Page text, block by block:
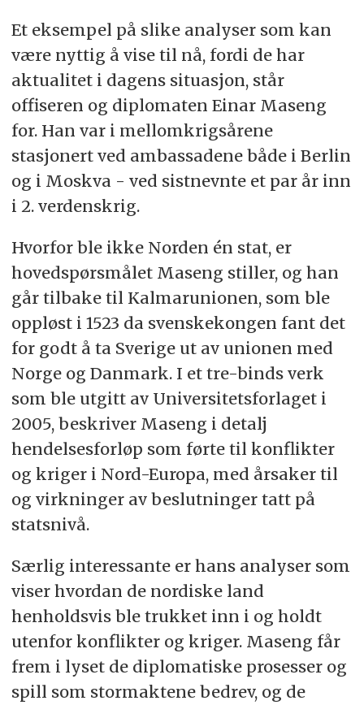
Et eksempel på slike analyser som kan
være nyttig å vise til nå, fordi de har
aktualitet i dagens situasjon, står
offiseren og diplomaten Einar Maseng
for. Han var i mellomkrigsårene
stasjonert ved ambassadene både i Berlin
og i Moskva - ved sistnevnte et par år inn
i 2. verdenskrig.
Hvorfor ble ikke Norden én stat, er
hovedspørsmålet Maseng stiller, og han
går tilbake til Kalmarunionen, som ble
oppløst i 1523 da svenskekongen fant det
for godt å ta Sverige ut av unionen med
Norge og Danmark. I et tre-binds verk
som ble utgitt av Universitetsforlaget i
2005, beskriver Maseng i detalj
hendelsesforløp som førte til konflikter
og kriger i Nord-Europa, med årsaker til
og virkninger av beslutninger tatt på
statsnivå.
Særlig interessante er hans analyser som
viser hvordan de nordiske land
henholdsvis ble trukket inn i og holdt
utenfor konflikter og kriger. Maseng får
frem i lyset de diplomatiske prosesser og
spill som stormaktene bedrev, og de